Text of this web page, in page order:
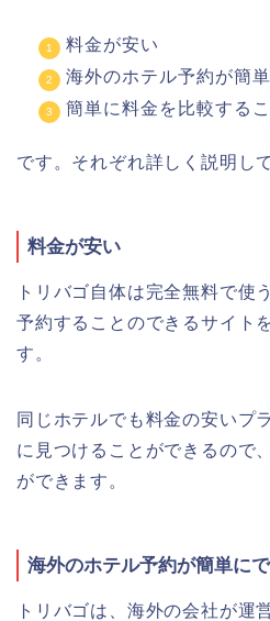
料金が安い
海外のホテル予約が簡
簡単に料金を比較する
です。それぞれ詳しく説明し
料金が安い
トリバゴ自体は完全無料で使
予約することのできるサイト
す。
同じホテルでも料金の安いプ
に見つけることができるので
ができます。
海外のホテル予約が簡単に
トリバゴは、海外の会社が運